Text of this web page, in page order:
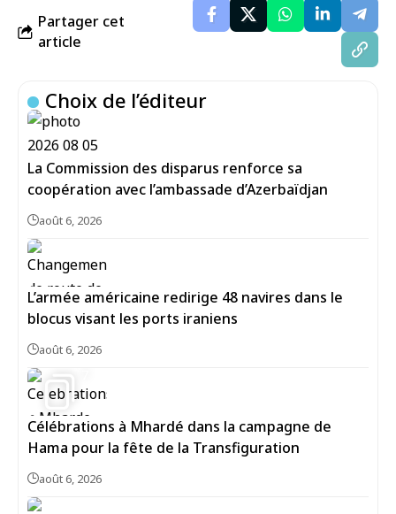
Partager cet
article
Choix de l’éditeur
La Commission des disparus renforce sa
coopération avec l’ambassade d’Azerbaïdjan
août 6, 2026
L’armée américaine redirige 48 navires dans le
blocus visant les ports iraniens
août 6, 2026
Célébrations à Mhardé dans la campagne de
Hama pour la fête de la Transfiguration
août 6, 2026